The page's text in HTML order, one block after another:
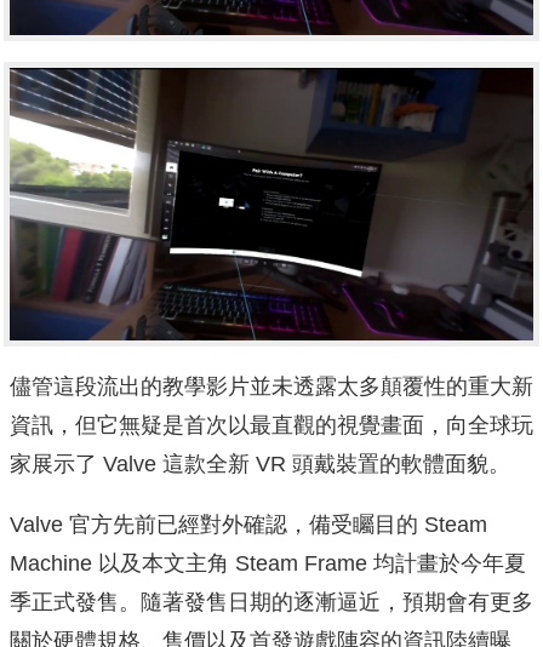
儘管這段流出的教學影片並未透露太多顛覆性的重大新
資訊，但它無疑是首次以最直觀的視覺畫面，向全球玩
家展示了 Valve 這款全新 VR 頭戴裝置的軟體面貌。
Valve 官方先前已經對外確認，備受矚目的 Steam
Machine 以及本文主角 Steam Frame 均計畫於今年夏
季正式發售。隨著發售日期的逐漸逼近，預期會有更多
關於硬體規格、售價以及首發遊戲陣容的資訊陸續曝